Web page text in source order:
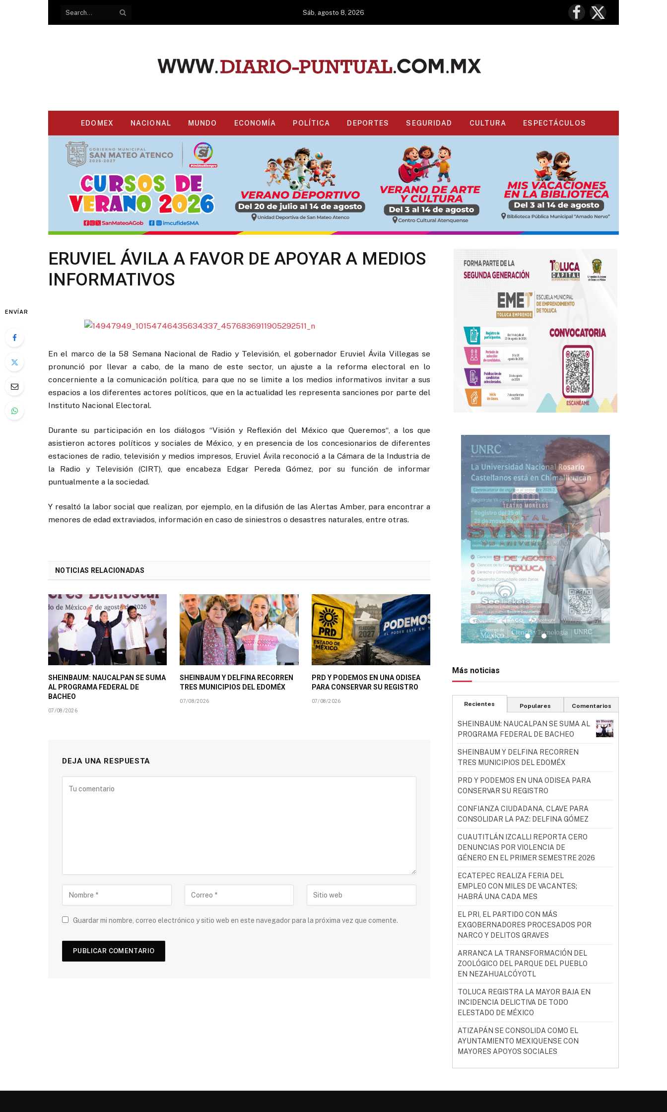
Sáb, agosto 8, 2026
Facebook
X
(Twitter)
EDOMEX NACIONAL MUNDO ECONOMÍA POLÍTICA DEPORTES SEGURIDAD CULTURA ESPECTÁCULOS
ERUVIEL ÁVILA A FAVOR DE APOYAR A MEDIOS
INFORMATIVOS
ENVÍAR
En el marco de la 58 Semana Nacional de Radio y Televisión, el gobernador Eruviel Ávila Villegas se
pronunció por llevar a cabo, de la mano de este sector, un ajuste a la reforma electoral en lo
concerniente a la comunicación política, para que no se limite a los medios informativos invitar a sus
espacios a los diferentes actores políticos, que en la actualidad les representa sanciones por parte del
Instituto Nacional Electoral.
Durante su participación en los diálogos “Visión y Reflexión del México que Queremos“, a los que
asistieron actores políticos y sociales de México, y en presencia de los concesionarios de diferentes
estaciones de radio, televisión y medios impresos, Eruviel Ávila reconoció a la Cámara de la Industria de
la Radio y Televisión (CIRT), que encabeza Edgar Pereda Gómez, por su función de informar
puntualmente a la sociedad.
Y resaltó la labor social que realizan, por ejemplo, en la difusión de las Alertas Amber, para encontrar a
menores de edad extraviados, información en caso de siniestros o desastres naturales, entre otras.
NOTICIAS RELACIONADAS
SHEINBAUM: NAUCALPAN SE SUMA
AL PROGRAMA FEDERAL DE
BACHEO
07/08/2026
SHEINBAUM Y DELFINA RECORREN
TRES MUNICIPIOS DEL EDOMÉX
07/08/2026
PRD Y PODEMOS EN UNA ODISEA
PARA CONSERVAR SU REGISTRO
07/08/2026
DEJA UNA RESPUESTA
Guardar mi nombre, correo electrónico y sitio web en este navegador para la próxima vez que comente.
Más noticias
Recientes Populares Comentarios
SHEINBAUM: NAUCALPAN SE SUMA AL
PROGRAMA FEDERAL DE BACHEO
SHEINBAUM Y DELFINA RECORREN
TRES MUNICIPIOS DEL EDOMÉX
PRD Y PODEMOS EN UNA ODISEA PARA
CONSERVAR SU REGISTRO
CONFIANZA CIUDADANA, CLAVE PARA
CONSOLIDAR LA PAZ: DELFINA GÓMEZ
CUAUTITLÁN IZCALLI REPORTA CERO
DENUNCIAS POR VIOLENCIA DE
GÉNERO EN EL PRIMER SEMESTRE 2026
ECATEPEC REALIZA FERIA DEL
EMPLEO CON MILES DE VACANTES;
HABRÁ UNA CADA MES
EL PRI, EL PARTIDO CON MÁS
EXGOBERNADORES PROCESADOS POR
NARCO Y DELITOS GRAVES
ARRANCA LA TRANSFORMACIÓN DEL
ZOOLÓGICO DEL PARQUE DEL PUEBLO
EN NEZAHUALCÓYOTL
TOLUCA REGISTRA LA MAYOR BAJA EN
INCIDENCIA DELICTIVA DE TODO
ELESTADO DE MÉXICO
ATIZAPÁN SE CONSOLIDA COMO EL
AYUNTAMIENTO MEXIQUENSE CON
MAYORES APOYOS SOCIALES